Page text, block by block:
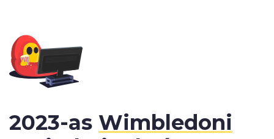
2023-as Wimbledoni